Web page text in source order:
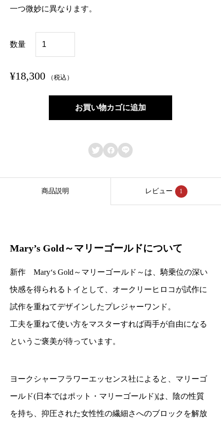
一つ微妙に異なります。
数量
a
r
ー
ー
ル
ド
～
個
¥18,300 （税込）
お買い物カゴに追加
  
商品説明 レビュー 1
Mary’s Gold～マリーゴールドについて
新作 Mary‘s Gold～マリーゴールド～は、騎乗位の深い
快感を得られるトイとして、オークリーヒロコが試作に
試作を重ねてデザインしたプレジャーワンド。
工夫を重ねて使い方をマスターすれば両手が自由になる
というご褒美が待っています。
ヨークシャーフラワーエッセンス社によると、マリーゴ
ールド(日本ではポット・マリーゴールド)は、陰の性質
を持ち、抑圧された女性性の繊細さへのブロックを解放